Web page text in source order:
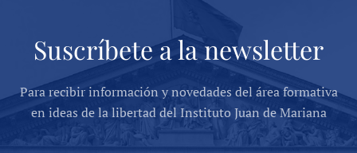
Suscríbete a la newsletter
Para recibir información y novedades del área formativa
en ideas de la libertad del Instituto Juan de Mariana